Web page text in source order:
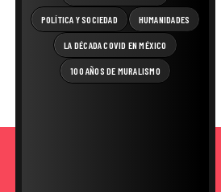
POLÍTICA Y SOCIEDAD HUMANIDADES
LA DÉCADA COVID EN MÉXICO
100 AÑOS DE MURALISMO